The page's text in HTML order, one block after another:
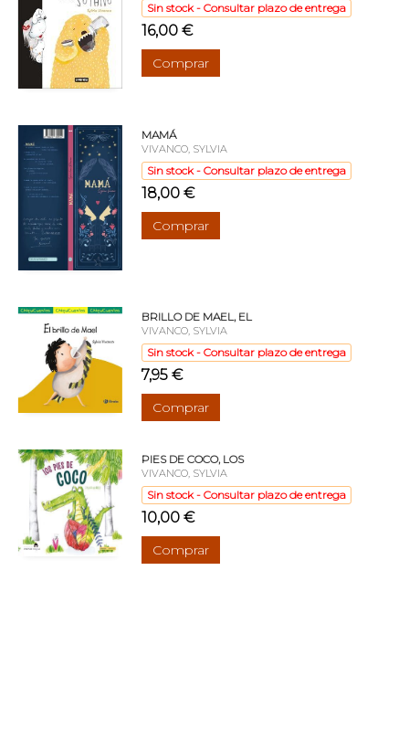
Sin stock - Consultar plazo de entrega
16,00 €
Comprar
MAMÁ
VIVANCO, SYLVIA
Sin stock - Consultar plazo de entrega
18,00 €
Comprar
BRILLO DE MAEL, EL
VIVANCO, SYLVIA
Sin stock - Consultar plazo de entrega
7,95 €
Comprar
PIES DE COCO, LOS
VIVANCO, SYLVIA
Sin stock - Consultar plazo de entrega
10,00 €
Comprar